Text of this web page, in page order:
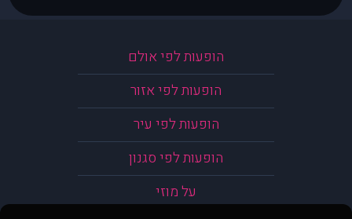
הופעות לפי אולם
הופעות לפי אזור
הופעות לפי עיר
הופעות לפי סגנון
על מוזי